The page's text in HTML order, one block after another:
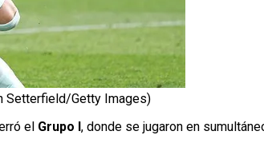
Setterfield/Getty Images)
el Grupo I , donde se jugaron en